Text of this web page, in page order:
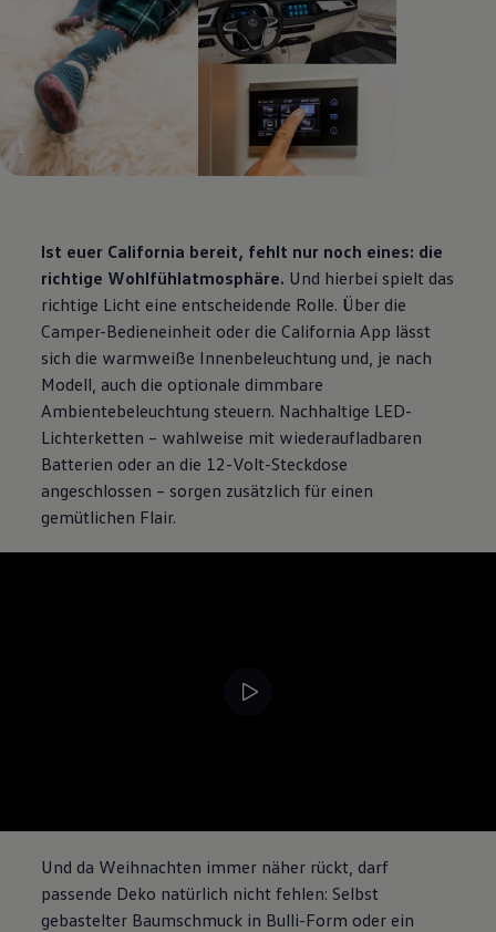
Ist euer California bereit, fehlt nur noch eines: die
richtige Wohlfühlatmosphäre. Und hierbei spielt das
richtige Licht eine entscheidende Rolle. Über die
Camper-Bedieneinheit oder die California App lässt
sich die warmweiße Innenbeleuchtung und, je nach
Modell, auch die optionale dimmbare
Ambientebeleuchtung steuern. Nachhaltige LED-
Lichterketten – wahlweise mit wiederaufladbaren
Batterien oder an die 12-Volt-Steckdose
angeschlossen – sorgen zusätzlich für einen
gemütlichen Flair.
Und da Weihnachten immer näher rückt, darf
passende Deko natürlich nicht fehlen: Selbst
gebastelter Baumschmuck in Bulli-Form oder ein